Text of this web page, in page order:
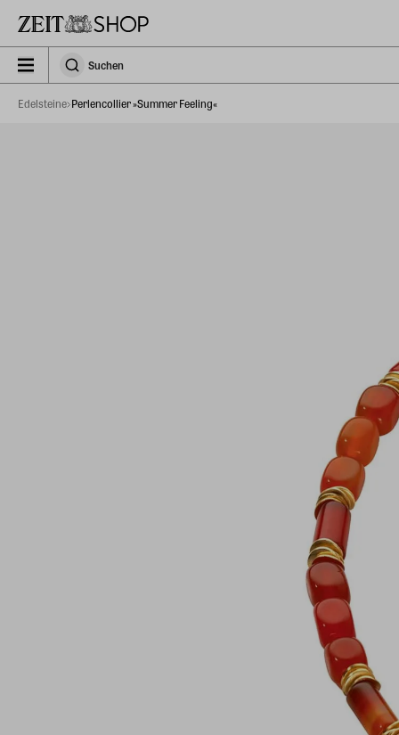
zeit_storefront.components.search.collapsed
SuchenSuchen
Edelsteine Perlencollier »Summer Feeling«